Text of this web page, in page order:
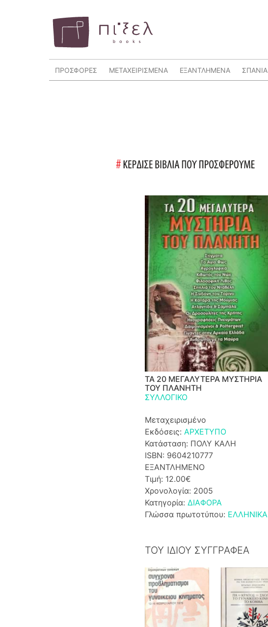
ΠΡΟΣΦΟΡΕΣ ΜΕΤΑΧΕΙΡΙΣΜΕΝΑ ΕΞΑΝΤΛΗΜΕΝΑ ΣΠΑΝΙΑ
ΤΑ 20 ΜΕΓΑΛΥΤΕΡΑ ΜΥΣΤΗΡΙΑ
ΤΟΥ ΠΛΑΝΗΤΗ
ΣΥΛΛΟΓΙΚΟ
Μεταχειρισμένο
Εκδόσεις: ΑΡΧΕΤΥΠΟ
Κατάσταση: ΠΟΛΥ ΚΑΛΗ
ISBN: 9604210777
ΕΞΑΝΤΛΗΜΕΝΟ
Τιμή: 12.00€
Χρονολογία: 2005
Κατηγορία: ΔΙΑΦΟΡΑ
Γλώσσα πρωτοτύπου: ΕΛΛΗΝΙΚΑ
ΤΟΥ ΙΔΙΟΥ ΣΥΓΓΡΑΦΕΑ